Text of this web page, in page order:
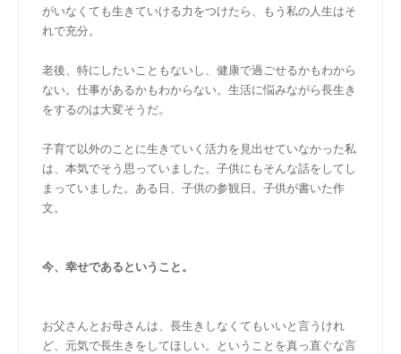
がいなくても生きていける力をつけたら、もう私の人生はそ
れで充分。
老後、特にしたいこともないし、健康で過ごせるかもわから
ない。仕事があるかもわからない。生活に悩みながら長生き
をするのは大変そうだ。
子育て以外のことに生きていく活力を見出せていなかった私
は、本気でそう思っていました。子供にもそんな話をしてし
まっていました。ある日、子供の参観日。子供が書いた作
文。
今、幸せであるということ。
お父さんとお母さんは、長生きしなくてもいいと言うけれ
ど、元気で長生きをしてほしい。ということを真っ直ぐな言